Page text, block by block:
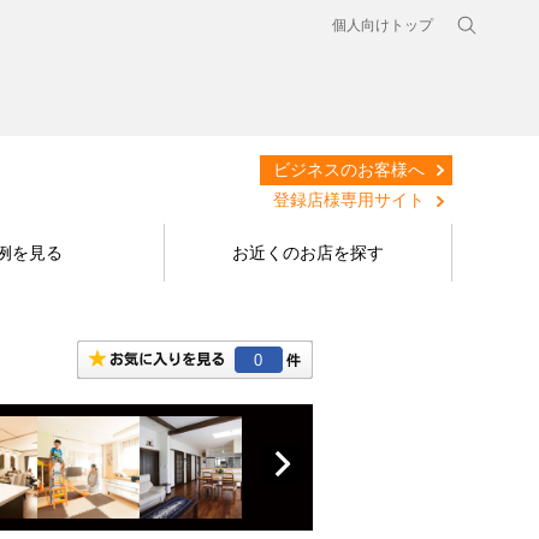
個人向けトップ
ビジネスのお客様へ
登録店様専用サイト
を見る お近くのお店を探す
0